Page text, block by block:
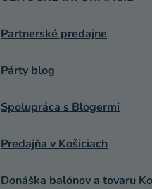
Partnerské predajne
Párty blog
Spolupráca s Blogermi
Predajňa v Košiciach
Donáška balónov a tovaru